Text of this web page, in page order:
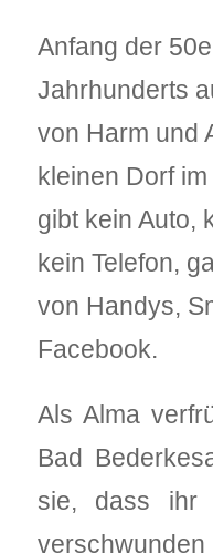
Anfang der
Jahrhunderts
von Harm und
kleinen Dorf
gibt kein Auto,
kein Telefon,
von Handys,
Facebook.
Als Alma
Bad
sie, dass ihr